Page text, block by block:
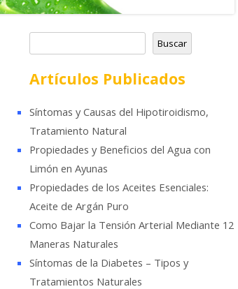
u
s
a
Buscar
Artículos Publicados
Síntomas y Causas del Hipotiroidismo,
Tratamiento Natural
Propiedades y Beneficios del Agua con
Limón en Ayunas
Propiedades de los Aceites Esenciales:
Aceite de Argán Puro
Como Bajar la Tensión Arterial Mediante 12
Maneras Naturales
Síntomas de la Diabetes – Tipos y
Tratamientos Naturales